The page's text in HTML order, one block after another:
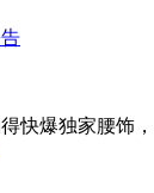
快爆独家腰饰